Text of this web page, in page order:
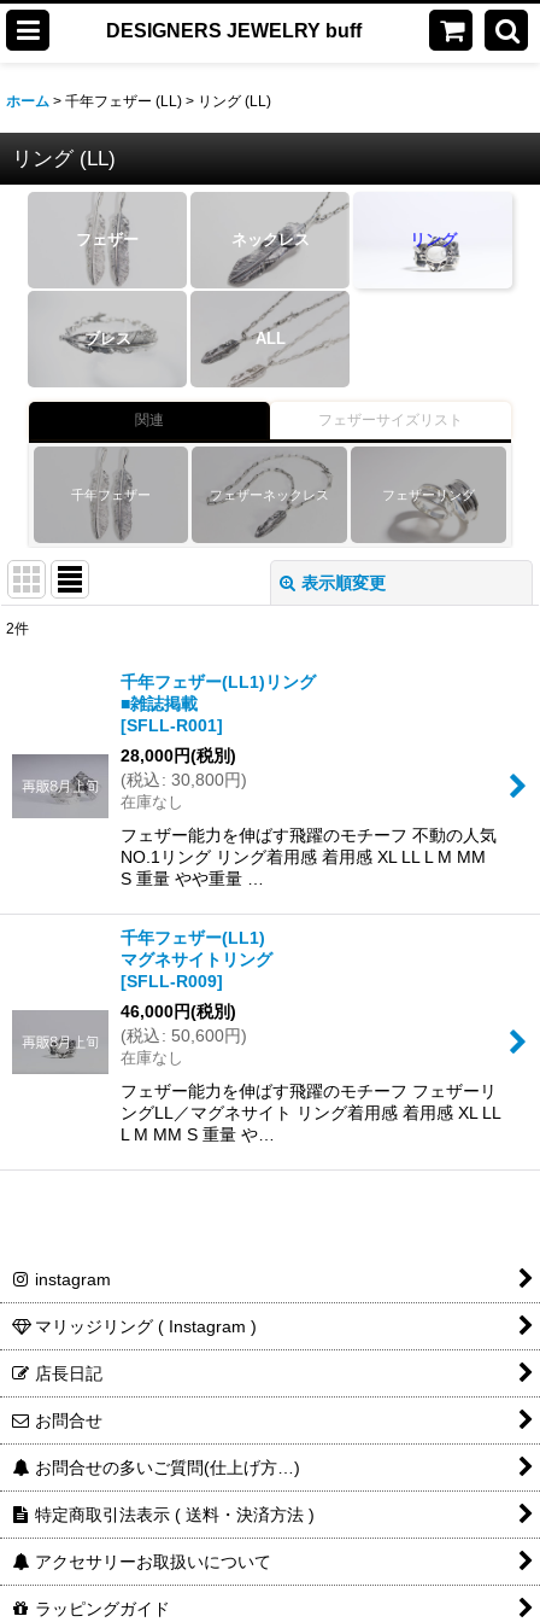
DESIGNERS JEWELRY buff
ホーム > 千年フェザー (LL) > リング (LL)
リング (LL)
フェザー ネックレス リング
ブレス ALL
関連 フェザーサイズリスト
千年フェザー フェザーネックレス フェザーリング
表示順変更
絞り込む
2件
千年フェザー(LL1)リング
■雑誌掲載
[SFLL-R001]
28,000円(税別)
(税込: 30,800円)
在庫なし
フェザー能力を伸ばす飛躍のモチーフ 不動の人気
NO.1リング リング着用感 着用感 XL LL L M MM
S 重量 やや重量 …
千年フェザー(LL1)
マグネサイトリング
[SFLL-R009]
46,000円(税別)
(税込: 50,600円)
在庫なし
フェザー能力を伸ばす飛躍のモチーフ フェザーリ
ングLL／マグネサイト リング着用感 着用感 XL LL
L M MM S 重量 や…
instagram
マリッジリング ( Instagram )
店長日記
お問合せ
お問合せの多いご質問(仕上げ方…)
特定商取引法表示 ( 送料・決済方法 )
アクセサリーお取扱いについて
ラッピングガイド